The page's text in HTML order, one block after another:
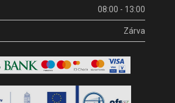
08:00 - 13:00
Zárva